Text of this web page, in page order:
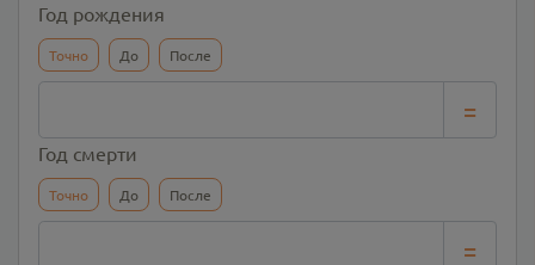
Год рождения
Точно До После
=
Год смерти
Точно До После
=